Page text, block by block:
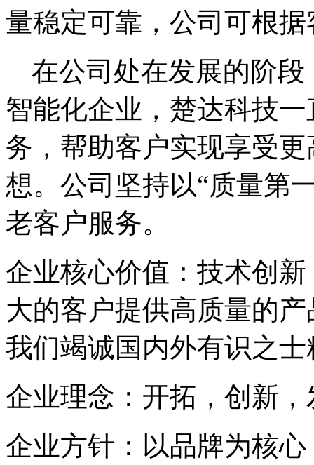
量稳定可靠，公司可根
在公司处在发展的阶
智能化企业，楚达科技
务，帮助客户实现享受
想。公司坚持以“质量第
老客户服务。
企业核心价值：技术创
大的客户提供高质量的
我们竭诚国内外有识之
企业理念：开拓，创新，
企业方针：以品牌为核